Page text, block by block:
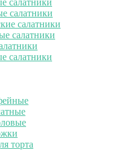
салатники
салатники
салатники
салатники
торта